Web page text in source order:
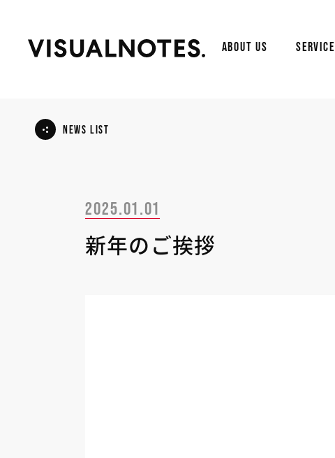
ABOUT US SERVICE
NEWS LIST
2025.01.01
新年のご挨拶